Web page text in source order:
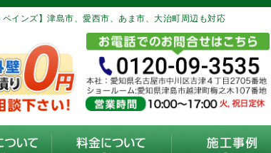
インズ】津島市、愛西市、あま市、大治町周辺も対応